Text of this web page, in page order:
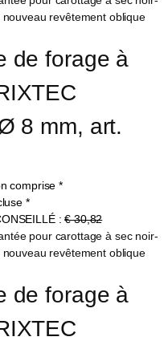
de forage à
8 mm, art.
comprise *
*
:€ 30,82
de forage à